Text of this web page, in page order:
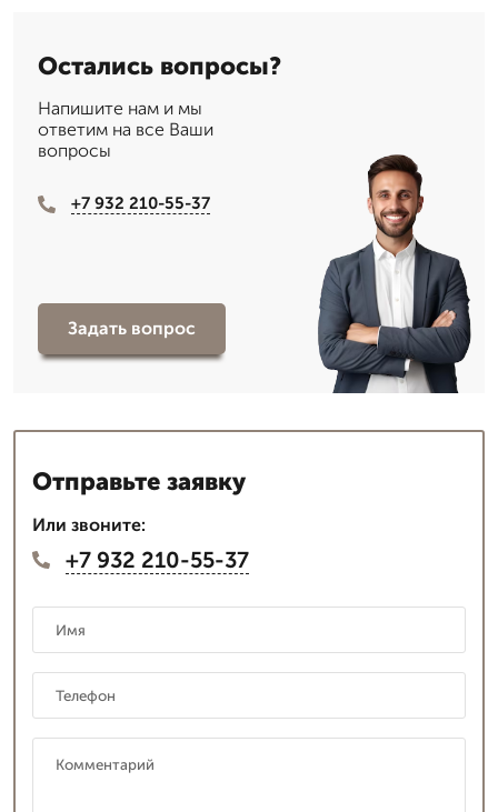
Остались вопросы?
Напишите нам и мы
ответим на все Ваши
вопросы
+7 932 210-55-37
Задать вопрос
Отправьте заявку
Или звоните:
+7 932 210-55-37